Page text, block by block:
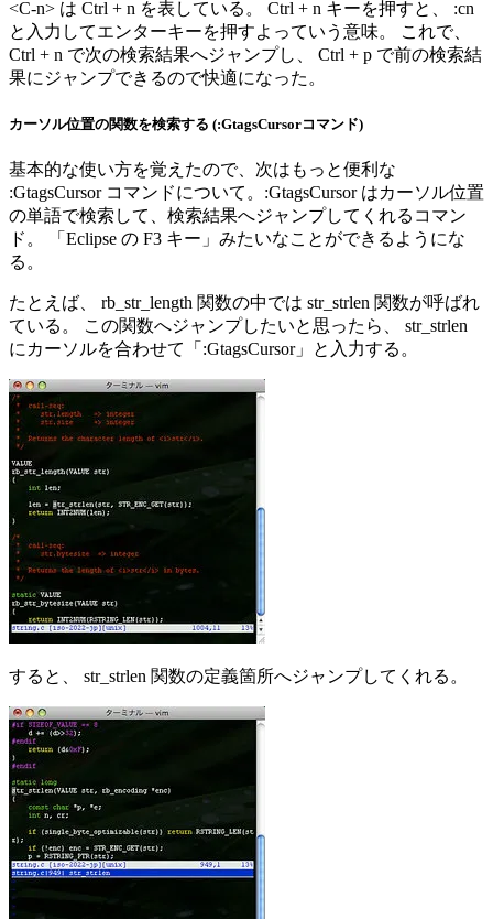
<C-n> は Ctrl + n を表している。 Ctrl + n キーを押すと、 :cn
と入力してエンターキーを押すよっていう意味。 これで、
Ctrl + n で次の検索結果へジャンプし、 Ctrl + p で前の検索結
果にジャンプできるので快適になった。
カーソル位置の関数を検索する (:GtagsCursorコマンド)
基本的な使い方を覚えたので、次はもっと便利な
:GtagsCursor コマンドについて。:GtagsCursor はカーソル位置
の単語で検索して、検索結果へジャンプしてくれるコマン
ド。 「Eclipse の F3 キー」みたいなことができるようにな
る。
たとえば、 rb_str_length 関数の中では str_strlen 関数が呼ばれ
ている。 この関数へジャンプしたいと思ったら、 str_strlen
にカーソルを合わせて「:GtagsCursor」と入力する。
すると、 str_strlen 関数の定義箇所へジャンプしてくれる。